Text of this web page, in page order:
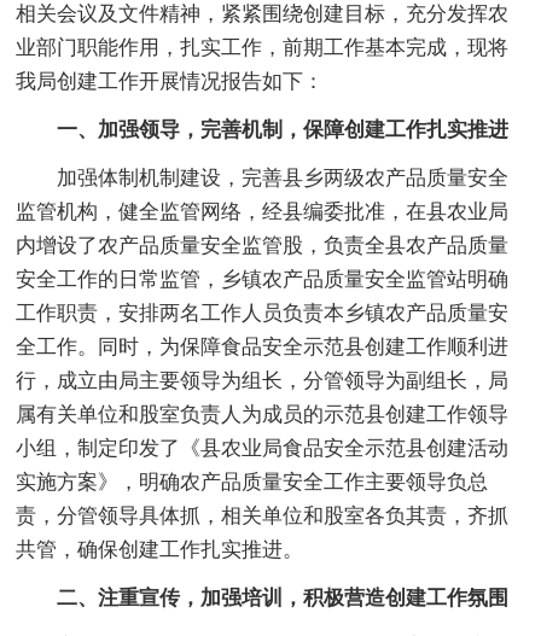
相关会议及文件精神，紧紧围绕创建目标，充分发挥农
业部门职能作用，扎实工作，前期工作基本完成，现将
我局创建工作开展情况报告如下：
一、加强领导，完善机制，保障创建工作扎实推进
加强体制机制建设，完善县乡两级农产品质量安全
监管机构，健全监管网络，经县编委批准，在县农业局
内增设了农产品质量安全监管股，负责全县农产品质量
安全工作的日常监管，乡镇农产品质量安全监管站明确
工作职责，安排两名工作人员负责本乡镇农产品质量安
全工作。同时，为保障食品安全示范县创建工作顺利进
行，成立由局主要领导为组长，分管领导为副组长，局
属有关单位和股室负责人为成员的示范县创建工作领导
小组，制定印发了《县农业局食品安全示范县创建活动
实施方案》，明确农产品质量安全工作主要领导负总
责，分管领导具体抓，相关单位和股室各负其责，齐抓
共管，确保创建工作扎实推进。
二、注重宣传，加强培训，积极营造创建工作氛围